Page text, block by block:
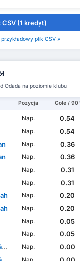
CSV (1 kredyt)
plik CSV »
Odada na poziomie klubu
Pozycja Gole / 90'
Nap.
0.54
Nap.
0.54
Nap.
0.36
Nap.
0.36
Nap.
0.31
Nap.
0.31
Nap.
0.20
Nap.
0.20
Nap.
0.05
Nap.
0.05
Nap.
0.00
Nap.